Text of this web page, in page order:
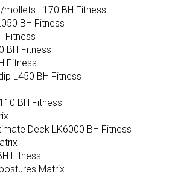
L170 BH Fitness
BH Fitness
Fitness
BH Fitness
Fitness
L450 BH Fitness
BH Fitness
Deck LK6000 BH Fitness
Fitness
Matrix